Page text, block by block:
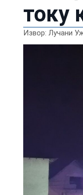
току
Извор: Лучани